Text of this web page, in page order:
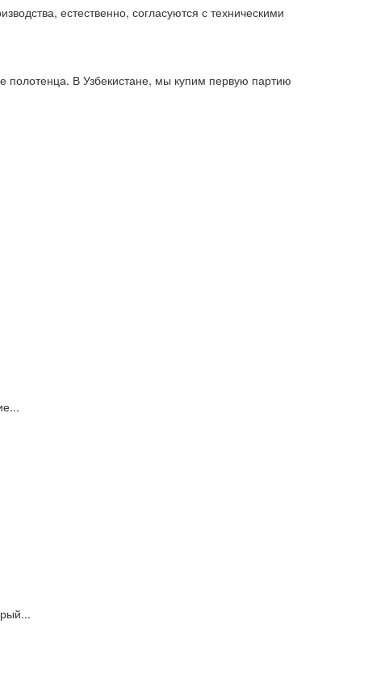
естественно, согласуются с техническими
В Узбекистане, мы купим первую партию